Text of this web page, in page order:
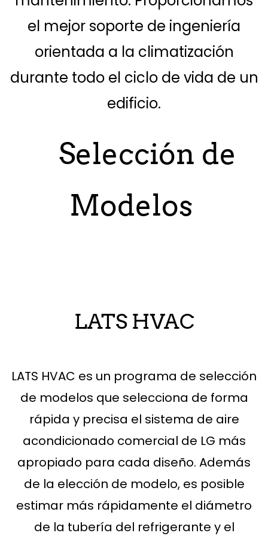
el mejor soporte de ingeniería
orientada a la climatización
durante todo el ciclo de vida de un
edificio.
Selección de
Modelos
LATS HVAC
LATS HVAC es un programa de selección
de modelos que selecciona de forma
rápida y precisa el sistema de aire
acondicionado comercial de LG más
apropiado para cada diseño. Además
de la elección de modelo, es posible
estimar más rápidamente el diámetro
de la tubería del refrigerante y el